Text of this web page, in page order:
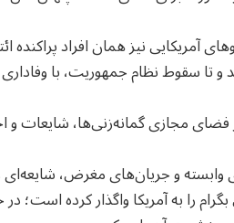
آمریکایی نیز همان افراد
و تا سقوط نظام جمهوریت، با
مجازی گمانه‌زنی‌ها، شایعات و
وابسته و جریان‌های مغرض،
را به آمریکا واگذار کرده